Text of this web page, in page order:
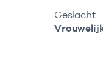
Geslacht